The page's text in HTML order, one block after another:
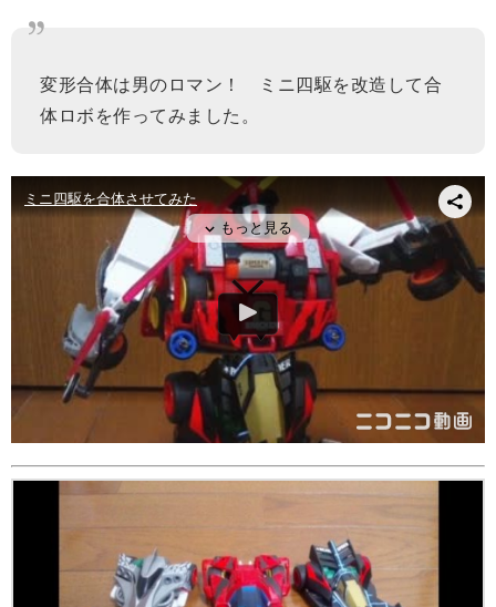
変形合体は男のロマン！ ミニ四駆を改造して合
体ロボを作ってみました。